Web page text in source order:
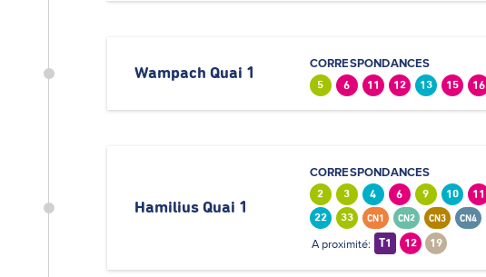
Wampach Quai 1
CORRESPONDANCES
5 6 11 12 13 15 16
Hamilius Quai 1
CORRESPONDANCES
2 3 4 6 9 10 11
22
33 CN1 CN2 CN3 CN4
A proximité: T1 12 19